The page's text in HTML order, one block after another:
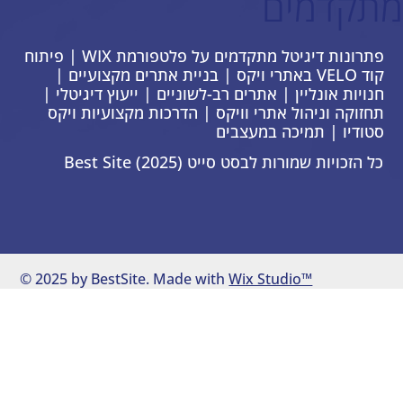
פתרונות דיגיטל מתקדמים על פלטפורמת WIX | פיתוח
קוד VELO באתרי ויקס | בניית אתרים מקצועיים |
חנויות אונליין | אתרים רב-לשוניים | ייעוץ דיגיטלי |
תחזוקה וניהול אתרי וויקס | הדרכות מקצועיות ויקס
סטודיו | תמיכה במעצבים
כל הזכויות שמורות לבסט סייט Best Site (2025)
© 2025 by BestSite. Made withWix Studio™